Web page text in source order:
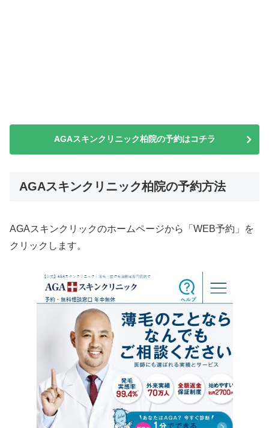
AGAスキンクリニック柏院の予約はコチラ
AGAスキンクリニック柏院の予約方法
AGAスキンクリックのホームページから「WEB予約」を
クリックします。